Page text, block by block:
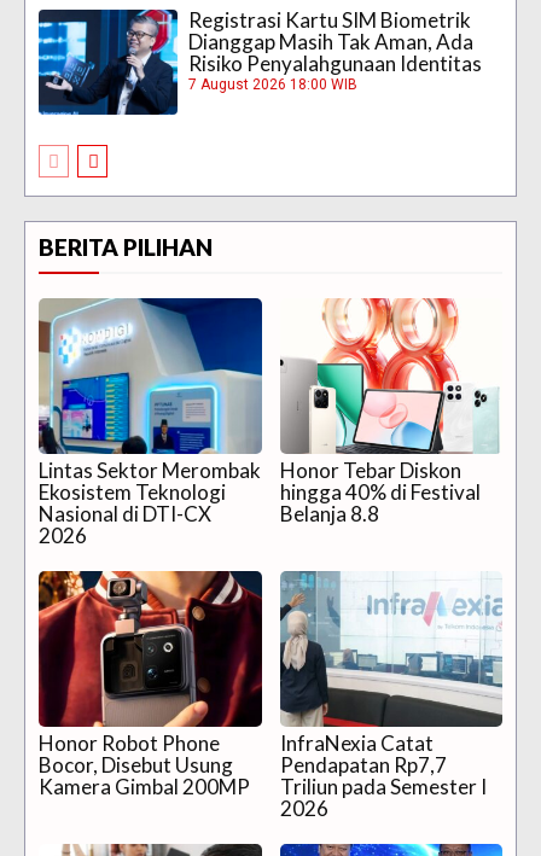
Registrasi Kartu SIM Biometrik
Dianggap Masih Tak Aman, Ada
Risiko Penyalahgunaan Identitas
7 August 2026 18:00 WIB
BERITA PILIHAN
Lintas Sektor Merombak
Ekosistem Teknologi
Nasional di DTI-CX
2026
Honor Tebar Diskon
hingga 40% di Festival
Belanja 8.8
Honor Robot Phone
Bocor, Disebut Usung
Kamera Gimbal 200MP
InfraNexia Catat
Pendapatan Rp7,7
Triliun pada Semester I
2026